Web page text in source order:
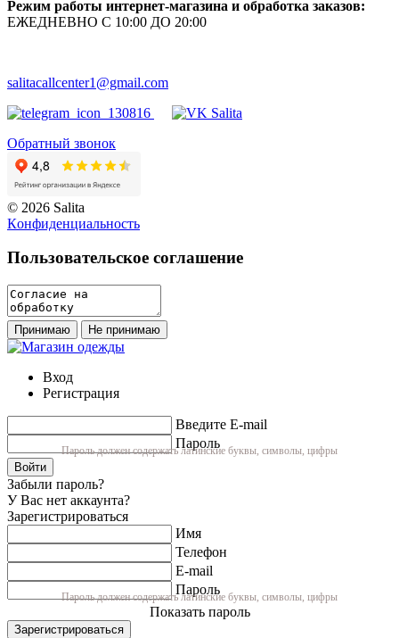
Режим работы интернет-магазина и обработка заказов:
ЕЖЕДНЕВНО С 10:00 ДО 20:00
salitacallcenter1@gmail.com
Обратный звонок
© 2026 Salita
Кoнфидeнциaльнoсть
Пользовательское соглашение
Принимаю Не принимаю
Вход
Регистрация
Введите E-mail
Пароль
Пароль должен содержать латинские буквы, символы, цифры
Войти
Забыли пароль?
У Вас нет аккаунта?
Зарегистрироваться
Имя
Телефон
E-mail
Пароль
Пароль должен содержать латинские буквы, символы, цифры
Показать пароль
Зарегистрироваться